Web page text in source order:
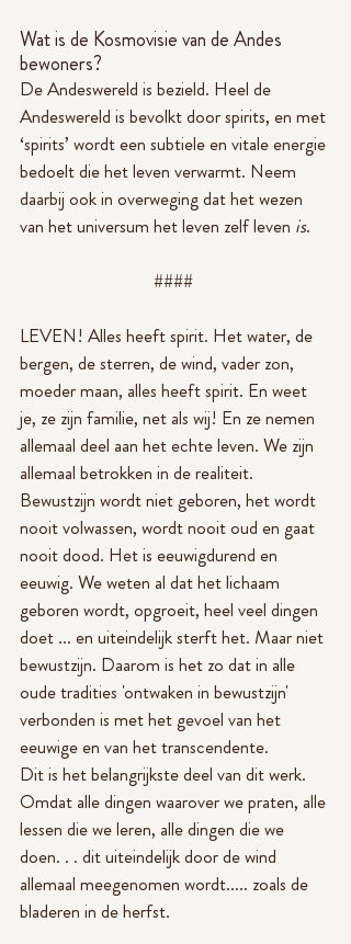
Wat is de Kosmovisie van de Andes
bewoners?
De Andeswereld is bezield. Heel de
Andeswereld is bevolkt door spirits, en met
‘spirits’ wordt een subtiele en vitale energie
bedoelt die het leven verwarmt. Neem
daarbij ook in overweging dat het wezen
van het universum het leven zelf leven is.
####
LEVEN! Alles heeft spirit. Het water, de
bergen, de sterren, de wind, vader zon,
moeder maan, alles heeft spirit. En weet
je, ze zijn familie, net als wij! En ze nemen
allemaal deel aan het echte leven. We zijn
allemaal betrokken in de realiteit.
Bewustzijn wordt niet geboren, het wordt
nooit volwassen, wordt nooit oud en gaat
nooit dood. Het is eeuwigdurend en
eeuwig. We weten al dat het lichaam
geboren wordt, opgroeit, heel veel dingen
doet ... en uiteindelijk sterft het. Maar niet
bewustzijn. Daarom is het zo dat in alle
oude tradities 'ontwaken in bewustzijn'
verbonden is met het gevoel van het
eeuwige en van het transcendente.
Dit is het belangrijkste deel van dit werk.
Omdat alle dingen waarover we praten, alle
lessen die we leren, alle dingen die we
doen. . . dit uiteindelijk door de wind
allemaal meegenomen wordt..... zoals de
bladeren in de herfst.